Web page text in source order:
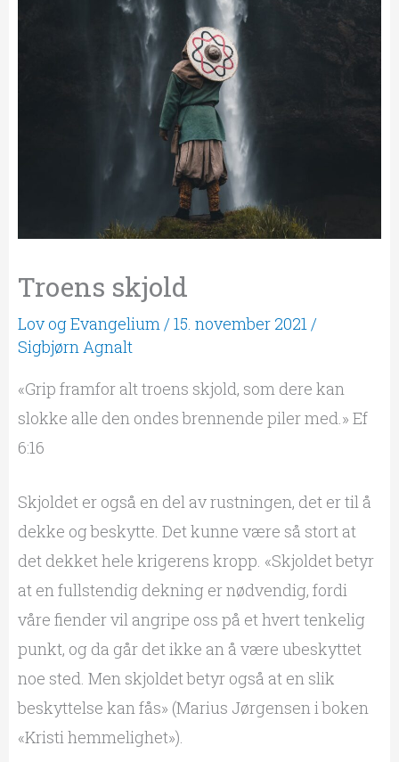
Troens skjold
Lov og Evangelium /15. november 2021 /
Sigbjørn Agnalt
«Grip framfor alt troens skjold, som dere kan
slokke alle den ondes brennende piler med.» Ef
6:16
Skjoldet er også en del av rustningen, det er til å
dekke og beskytte. Det kunne være så stort at
det dekket hele krigerens kropp. «Skjoldet betyr
at en fullstendig dekning er nødvendig, fordi
våre fiender vil angripe oss på et hvert tenkelig
punkt, og da går det ikke an å være ubeskyttet
noe sted. Men skjoldet betyr også at en slik
beskyttelse kan fås» (Marius Jørgensen i boken
«Kristi hemmelighet»).